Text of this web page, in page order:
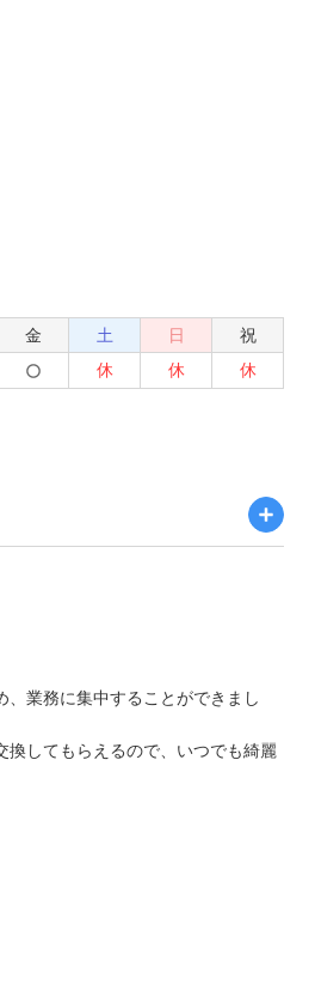
金 土 日
祝
休 休 休
業務に集中することができまし
してもらえるので、いつでも綺麗